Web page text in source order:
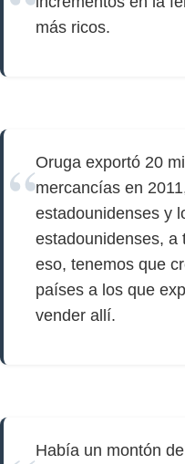
más ricos.
Oruga exportó 20
mercancías en
estadounidenses y
estadounidenses, a
eso, tenemos que
países a los que
vender allí.
Había un montón